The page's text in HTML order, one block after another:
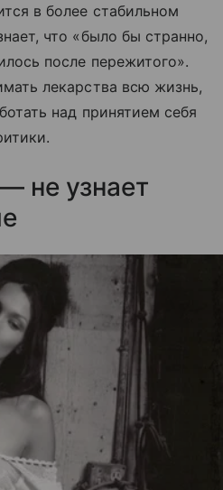
в более стабильном
что «было бы странно,
после пережитого».
лекарства всю жизнь,
над принятием себя
не узнает